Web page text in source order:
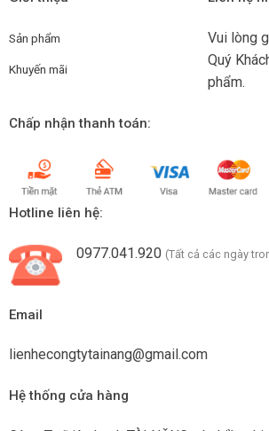
Sản phẩm
Khuyến mãi
Vui lòng
Quý
phẩm.
Chấp nhận thanh toán:
Hotline liên hệ:
0977.041.920 (Tất cả các ngày
Email
lienhecongtytainang@gmail.com
Hệ thống cửa hàng